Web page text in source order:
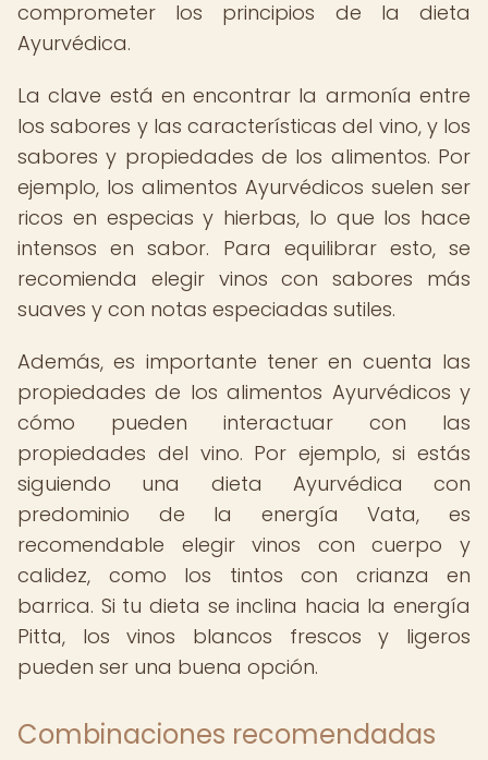
comprometer los principios de la dieta
Ayurvédica.
La clave está en encontrar la armonía entre
los sabores y las características del vino, y los
sabores y propiedades de los alimentos. Por
ejemplo, los alimentos Ayurvédicos suelen ser
ricos en especias y hierbas, lo que los hace
intensos en sabor. Para equilibrar esto, se
recomienda elegir vinos con sabores más
suaves y con notas especiadas sutiles.
Además, es importante tener en cuenta las
propiedades de los alimentos Ayurvédicos y
cómo pueden interactuar con las
propiedades del vino. Por ejemplo, si estás
siguiendo una dieta Ayurvédica con
predominio de la energía Vata, es
recomendable elegir vinos con cuerpo y
calidez, como los tintos con crianza en
barrica. Si tu dieta se inclina hacia la energía
Pitta, los vinos blancos frescos y ligeros
pueden ser una buena opción.
Combinaciones recomendadas